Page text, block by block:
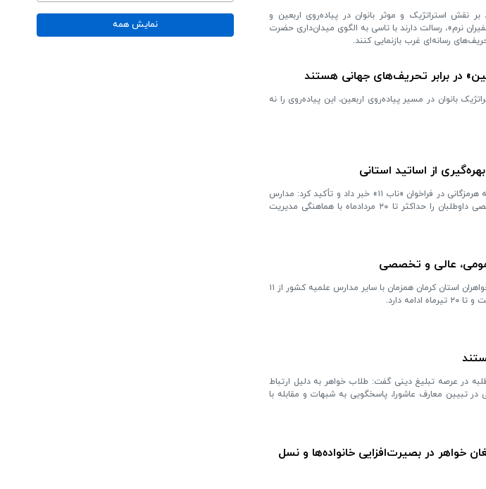
استراتژیک و موثر بانوان در پیاده‌روی اربعین و
نرم»، رسالت دارند با تاسی به الگوی میدان‌داری حضرت
رسانه‌ای غرب بازنمایی کنند.
در برابر تحریف‌های جهانی هستند
بانوان در مسیر پیاده‌روی اربعین، این پیاده‌روی را نه
معاون پژوهش حوزه علمیه خواهران استان هرمزگان از ثبت‌نام بیش از ۶۰ طلبه هرمزگانی در فراخوان «ناب ۱۱» خبر داد و تأکید کرد: مدارس
علمیه استان موظف‌اند با هدف تسریع در فرآیند پذیرش، مصاحبه‌های تخصصی داوطلبان را حداکثر تا ۲۰ مردادماه با هماهنگی مدیریت
عالی و تخصصی
معاون آموزش مدیریت حوزه علمیه خواهران استان کرمان گفت: حوزه علمیه خواهران استان کرمان همزمان با سایر مدارس علمیه کشور از ۱۱
در عرصه تبلیغ دینی گفت: طلاب خواهر به دلیل ارتباط
در تبیین معارف عاشورا، پاسخگویی به شبهات و مقابله با
خواهر در بصیرت‌افزایی خانواده‌ها و نسل
نمایش همه